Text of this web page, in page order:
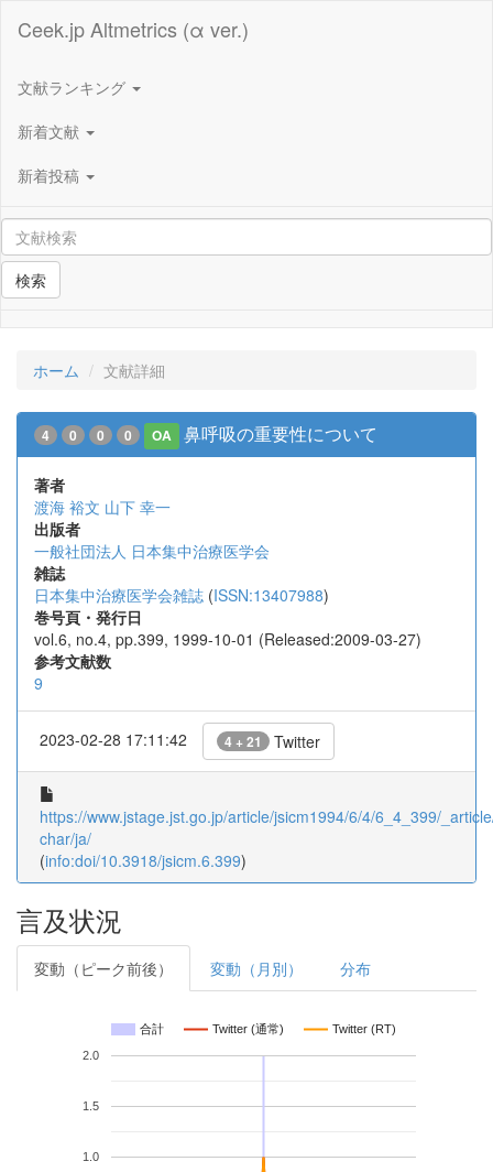
Ceek.jp Altmetrics (α ver.)
文献ランキング
新着文献
新着投稿
検索
ホーム 文献詳細
4 0 0 0 OA 鼻呼吸の重要性について
著者
渡海 裕文 山下 幸一
出版者
一般社団法人 日本集中治療医学会
雑誌
日本集中治療医学会雑誌 (ISSN:13407988)
巻号頁・発行日
vol.6, no.4, pp.399, 1999-10-01 (Released:2009-03-27)
参考文献数
9
2023-02-28 17:11:42 4 + 21 Twitter
https://www.jstage.jst.go.jp/article/jsicm1994/6/4/6_4_399/
char/ja/
(info:doi/10.3918/jsicm.6.399)
言及状況
変動（ピーク前後） 変動（月別） 分布
合計 Twitter (通常) Twitter (RT)
1.0
1.5
2.0